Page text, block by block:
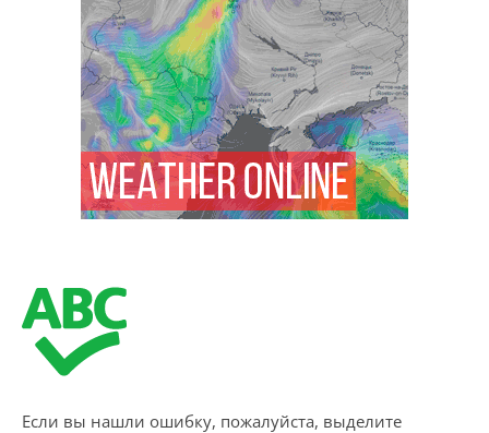
Если вы нашли ошибку, пожалуйста, выделите